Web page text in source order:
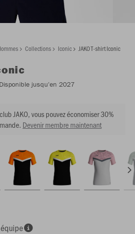
Collections Iconic JAKO T-shirt Iconic
jusqu'en 2027
JAKO, vous pouvez économiser 30%
Devenir membre maintenant